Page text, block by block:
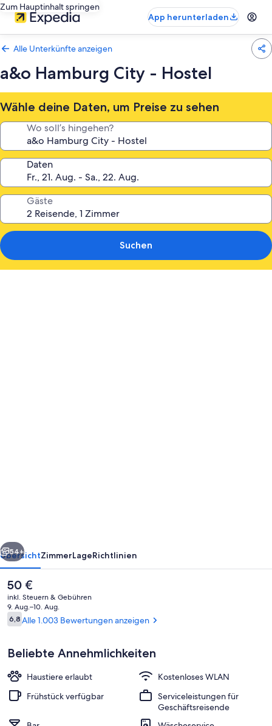
Zum Hauptinhalt springen
App herunterladen
Alle Unterkünfte anzeigen
a&o Hamburg City - Hostel
Wähle deine Daten, um Preise zu sehen
Wo soll’s hingehen?
Daten
Gäste
Suchen
Sonnenterrasse
Weiter
54+
ÜbersichtZimmerLageRichtlinien
Der
aktuelle
Preis
beträgt
50 €.
50 €
inkl. Steuern & Gebühren
9. Aug.–10. Aug.
Bewertungen
6,86,8 von 10.
Alle 1.003 Bewertungen anzeigen
Beliebte Annehmlichkeiten
Haustiere erlaubt
Kostenloses WLAN
Frühstück verfügbar
Serviceleistungen für
Geschäftsreisende